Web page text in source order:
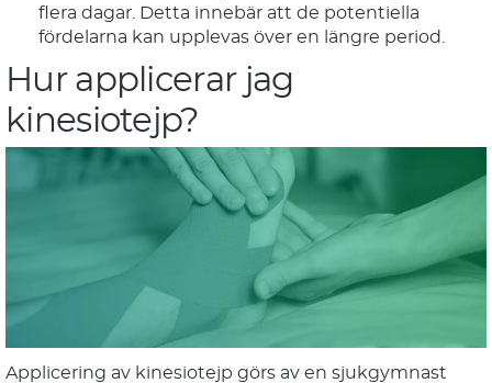
flera dagar. Detta innebär att de potentiella
fördelarna kan upplevas över en längre period.
Hur applicerar jag
kinesiotejp?
Applicering av kinesiotejp görs av en sjukgymnast